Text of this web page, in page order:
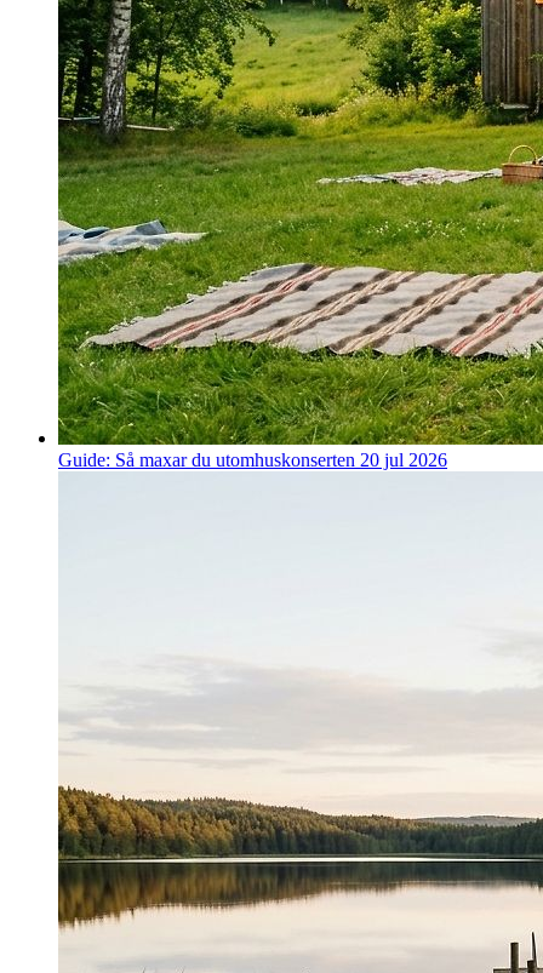
Guide: Så maxar du utomhuskonserten 20 jul 2026